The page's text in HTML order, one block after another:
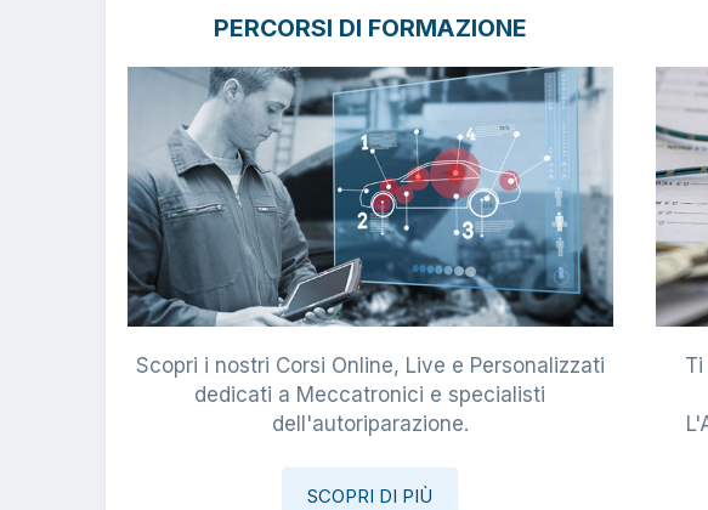
PERCORSI DI FORMAZIONE
Scopri i nostri Corsi Online, Live e Personalizzati
dedicati a Meccatronici e specialisti
dell'autoriparazione.
SCOPRI DI PIÙ